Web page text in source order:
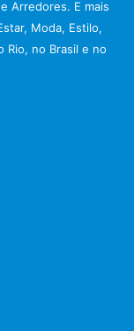
Arredores. E mais
Moda, Estilo,
Rio, no Brasil e no